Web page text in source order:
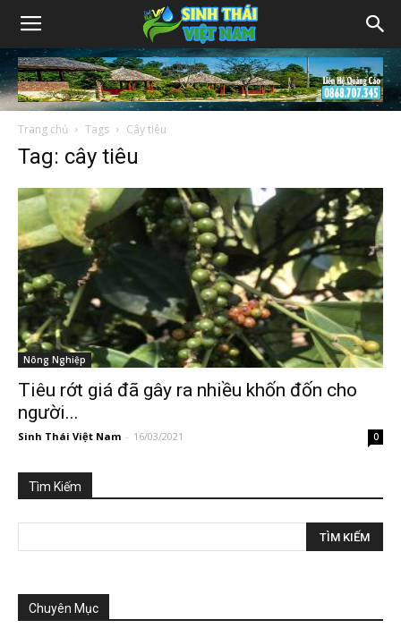
Trang chủ Tags Cây tiêu
Tag: cây tiêu
Nông Nghiệp
Tiêu rớt giá đã gây ra nhiều khốn đốn cho
người...
Sinh Thái Việt Nam - 16/03/2021 0
Tìm Kiếm
Chuyên Mục